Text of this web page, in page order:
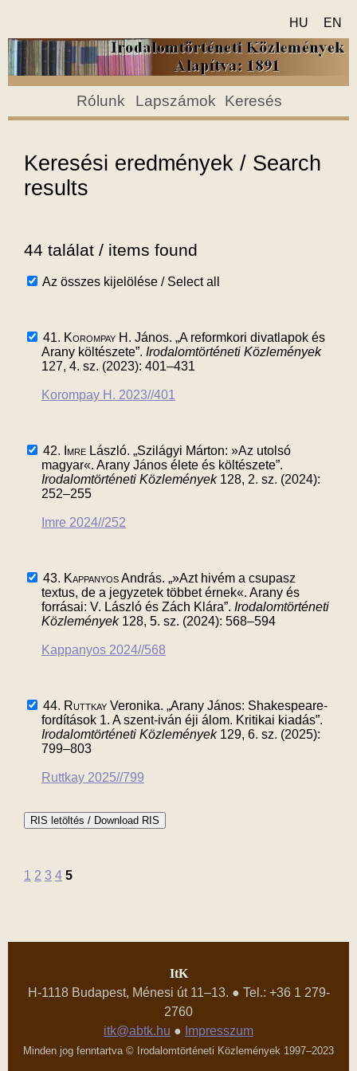
HU EN
Rólunk Lapszámok Keresés
Keresési eredmények / Search
results
44 találat / items found
Az összes kijelölése / Select all
41. Korompay H. János. „A reformkori divatlapok és
Arany költészete”. Irodalomtörténeti Közlemények
127, 4. sz. (2023): 401–431
Korompay H. 2023//401
42. Imre László. „Szilágyi Márton: »Az utolsó
magyar«. Arany János élete és költészete”.
Irodalomtörténeti Közlemények128, 2. sz. (2024):
252–255
Imre 2024//252
43. KappanyosAndrás. „»Azt hivém a csupasz
textus, de a jegyzetek többet érnek«. Arany és
forrásai: V. László és Zách Klára”. Irodalomtörténeti
Közlemények128, 5. sz. (2024): 568–594
Kappanyos 2024//568
44. Ruttkay Veronika. „Arany János: Shakespeare-
fordítások 1. A szent-iván éji álom. Kritikai kiadás”.
Irodalomtörténeti Közlemények129, 6. sz. (2025):
799–803
Ruttkay 2025//799
1 2 3 4 5
ItK
H-1118 Budapest, Ménesi út 11–13. ● Tel.: +36 1 279-
2760
itk@abtk.hu ● Impresszum
Minden jog fenntartva © Irodalomtörténeti Közlemények 1997–2023